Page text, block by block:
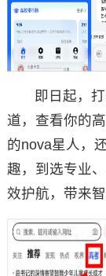
即日起，
道，查看你的
的nova星人，
趣，到选专业
效护航，带来